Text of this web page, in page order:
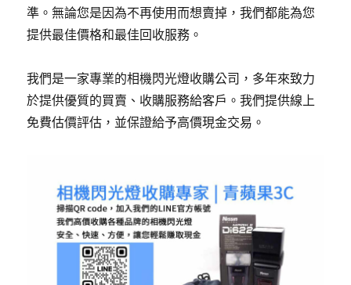
準。無論您是因為不再使用而想賣掉，我們都能為您
提供最佳價格和最佳回收服務。
我們是一家專業的相機閃光燈收購公司，多年來致力
於提供優質的買賣、收購服務給客戶。我們提供線上
免費估價評估，並保證給予高價現金交易。